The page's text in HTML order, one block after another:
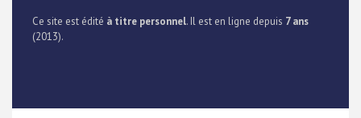
Ce site est édité à titre personnel. Il est en ligne depuis 7 ans
(2013).